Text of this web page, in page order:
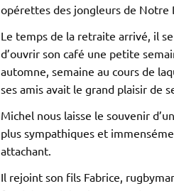
opérettes des jongleurs de Notre
Le temps de la retraite arrivé, il
d’ouvrir son café une petite
automne, semaine au cours de
ses amis avait le grand plaisir de
Michel nous laisse le souvenir
plus sympathiques et
attachant.
Il rejoint son fils Fabrice,